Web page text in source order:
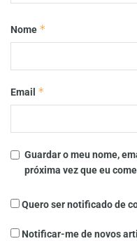
Nome *
Email *
Guardar o meu nome,
próxima vez que eu
Quero ser notificado de
Notificar-me de novos